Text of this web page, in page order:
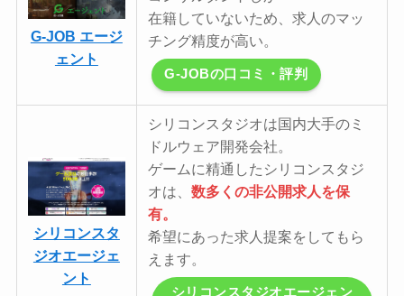
G-JOB エージ
ェント
在籍していないため、求人のマッ
チング精度が高い。
G-JOBの口コミ・評判
シリコンスタ
ジオエージェ
ント
シリコンスタジオは国内大手のミ
ドルウェア開発会社。
ゲームに精通したシリコンスタジ
オは、 数多くの非公開求人を保
有。
希望にあった求人提案をしてもら
えます。
シリコンスタジオエージェン